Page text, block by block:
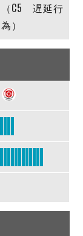
（C5 遅延行
為）